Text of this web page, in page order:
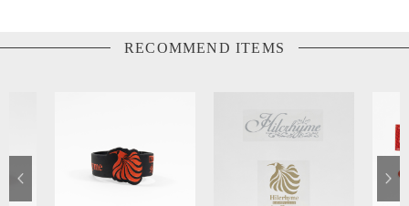
RECOMMEND ITEMS